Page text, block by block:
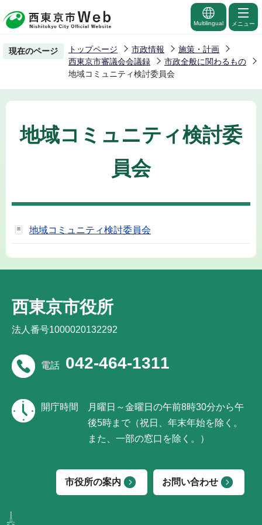
の
ー
の
先
Multilingual メニュー
現在のページ トップページ 市政情報
施策・計画
西東京市審議会会議録
市政全般に関わるもの
地域コミュニティ検討委員会
地域コミュニティ検討委
員会
地域コミュニティ検討委員会
西東京市役所
法人番号1000020132292
電話 042-464-1311
開庁時間
月曜日～金曜日の午前8時30分から午
後5時まで（祝日、年末年始を除く。
また、一部の窓口を除く。）
市役所の案内 お問い合わせ